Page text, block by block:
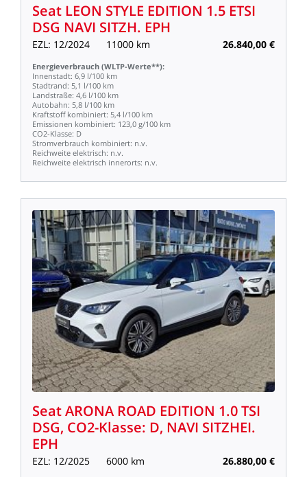
Seat LEON STYLE EDITION 1.5 ETSI
DSG NAVI SITZH. EPH
EZL: 12/2024 11000 km 26.840,00 €
Energieverbrauch (WLTP-Werte**):
Innenstadt: 6,9 l/100 km
Stadtrand: 5,1 l/100 km
Landstraße: 4,6 l/100 km
Autobahn: 5,8 l/100 km
Kraftstoff kombiniert: 5,4 l/100 km
Emissionen kombiniert: 123,0 g/100 km
CO2-Klasse: D
Stromverbrauch kombiniert: n.v.
Reichweite elektrisch: n.v.
Reichweite elektrisch innerorts: n.v.
SeatARONA ROAD EDITION 1.0TSI
DSG, CO2-Klasse: D, NAVI SITZHEI.
EPH
EZL: 12/2025 6000 km 26.880,00 €